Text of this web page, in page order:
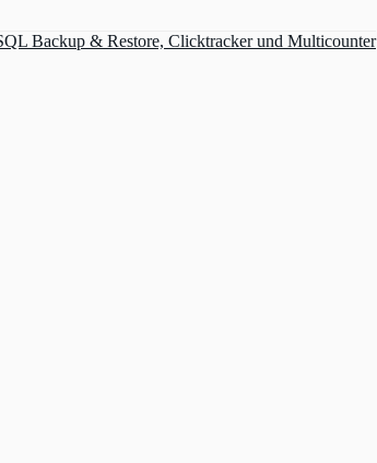
Backup & Restore, Clicktracker und Multicounter